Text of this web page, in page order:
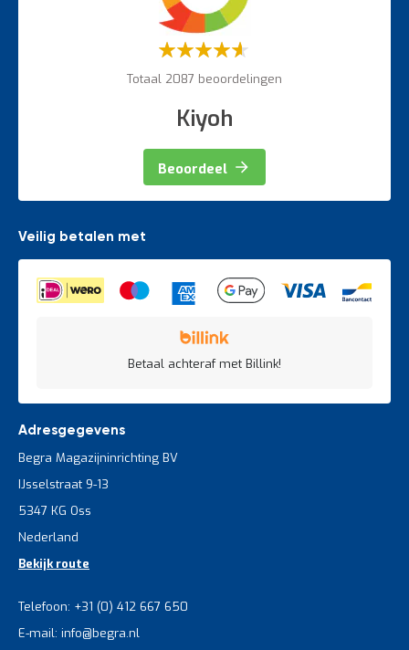
Waardering:
Totaal 2087 beoordelingen
Kiyoh
Beoordeel
Veilig betalen met
Betaal achteraf met Billink!
Adresgegevens
Begra Magazijninrichting BV
IJsselstraat 9-13
5347 KG Oss
Nederland
Bekijk route
Telefoon: +31 (0) 412 667 650
E-mail: info@begra.nl